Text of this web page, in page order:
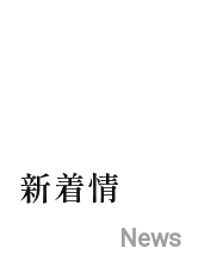
新着情
News